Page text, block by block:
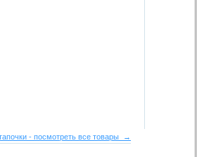
- посмотреть все товары →